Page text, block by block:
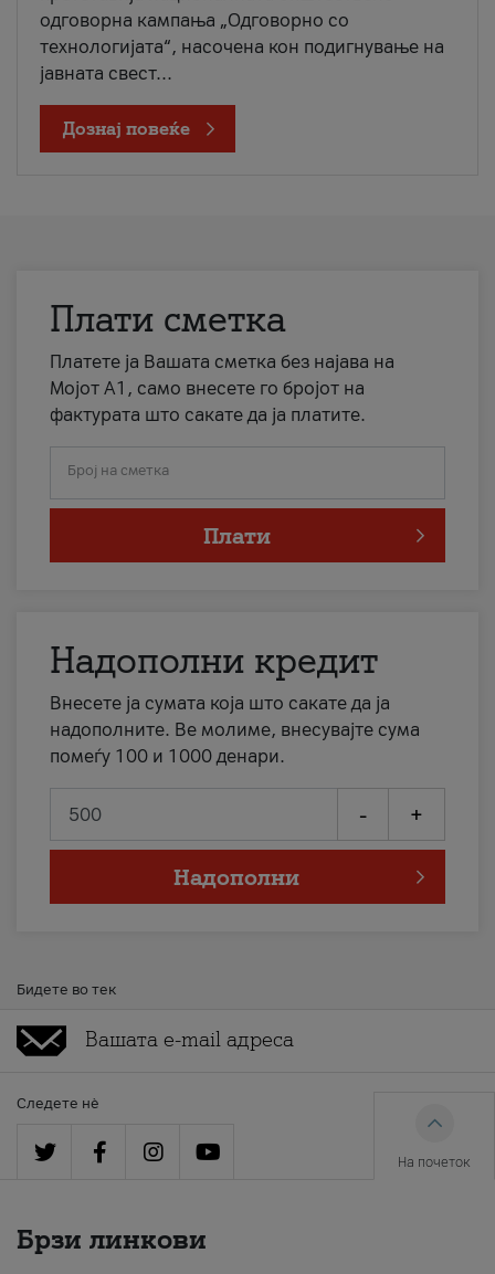
одговорна кампања „Одговорно со
технологијата“, насочена кон подигнување на
јавната свест...
Дознај повеќе
Плати сметка
Платете ја Вашата сметка без најава на
Мојот А1, само внесете го бројот на
фактурата што сакате да ја платите.
Број на сметка
Плати
Надополни кредит
Внесете ја сумата која што сакате да ја
надополните. Ве молиме, внесувајте сума
помеѓу 100 и 1000 денари.
- +
Надополни
Бидете во тек
Следете нè
На почеток
Брзи линкови